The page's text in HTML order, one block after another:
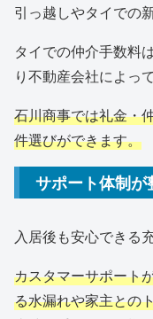
引っ越しやタイでの
タイでの仲介手数料
り不動産会社によっ
石川商事では礼金・
件選びができます。
サポート体制が
入居後も安心できる
カスタマーサポート
る水漏れや家主との